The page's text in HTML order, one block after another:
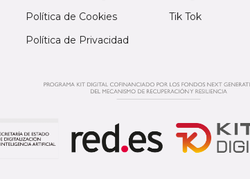
Política de Cookies
Política de Privacidad
Tik Tok